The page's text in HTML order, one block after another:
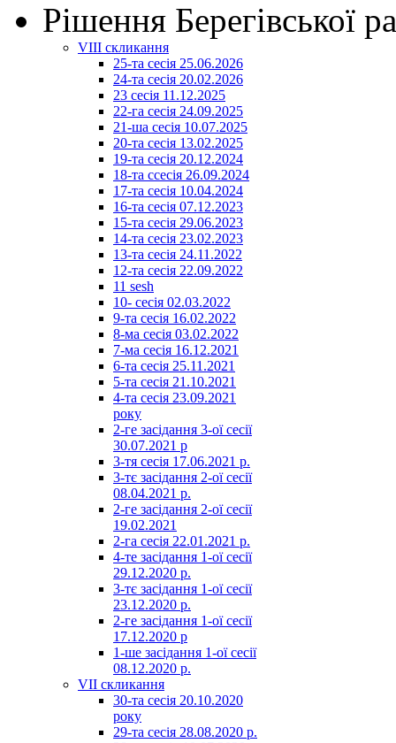
Рішення Берегівської
VIII скликання
25-та сесія 25.06.2026
24-та сесія 20.02.2026
23 сесія 11.12.2025
22-га сесія 24.09.2025
21-ша сесія 10.07.2025
20-та сесія 13.02.2025
19-та сесія 20.12.2024
18-та ссесія 26.09.2024
17-та сесія 10.04.2024
16-та сесія 07.12.2023
15-та сесія 29.06.2023
14-та сесія 23.02.2023
13-та сесія 24.11.2022
12-та сесія 22.09.2022
11 sesh
10- сесія 02.03.2022
9-та сесія 16.02.2022
8-ма сесія 03.02.2022
7-ма сесія 16.12.2021
6-та сесія 25.11.2021
5-та сесія 21.10.2021
4-та сесія 23.09.2021
року
2-ге засідання 3-ої сесії
30.07.2021 р
3-тя сесія 17.06.2021 р.
3-тє засідання 2-ої сесії
08.04.2021 р.
2-ге засідання 2-ої сесії
19.02.2021
2-га сесія 22.01.2021 р.
4-те засідання 1-ої сесії
29.12.2020 р.
3-тє засідання 1-ої сесії
23.12.2020 р.
2-ге засідання 1-ої сесії
17.12.2020 р
1-ше засідання 1-ої сесії
08.12.2020 р.
VII скликання
30-та сесія 20.10.2020
року
29-та сесія 28.08.2020 р.